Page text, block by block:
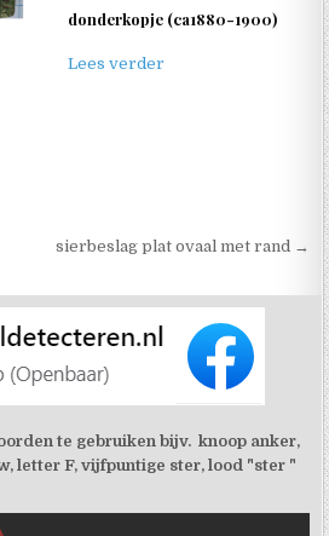
donderkopje (ca1880-1900)
Lees verder
sierbeslag plat ovaal met rand →
te gebruiken bijv. knoop anker,
letter F, vijfpuntige ster, lood "ster "